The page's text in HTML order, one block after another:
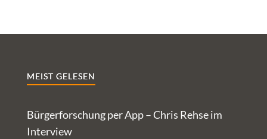
MEIST GELESEN
Bürgerforschung per App – Chris Rehse im
Interview